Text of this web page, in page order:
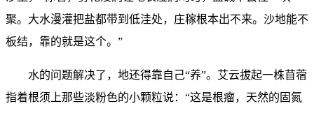
聚。大水漫灌把盐都带到低洼处，庄稼根本出不来。沙地能不
板结，靠的就是这个。”
水的问题解决了，地还得靠自己“养”。艾云拔起一株苜蓿
指着根须上那些淡粉色的小颗粒说：“这是根瘤，天然的固氮